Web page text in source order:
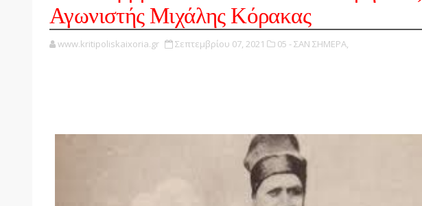
Αγωνιστής Μιχάλης Κόρακας
www.kritipoliskaixoria.gr Σεπτεμβρίου 07, 2021 05 - ΣΑΝ ΣΗΜΕΡΑ,